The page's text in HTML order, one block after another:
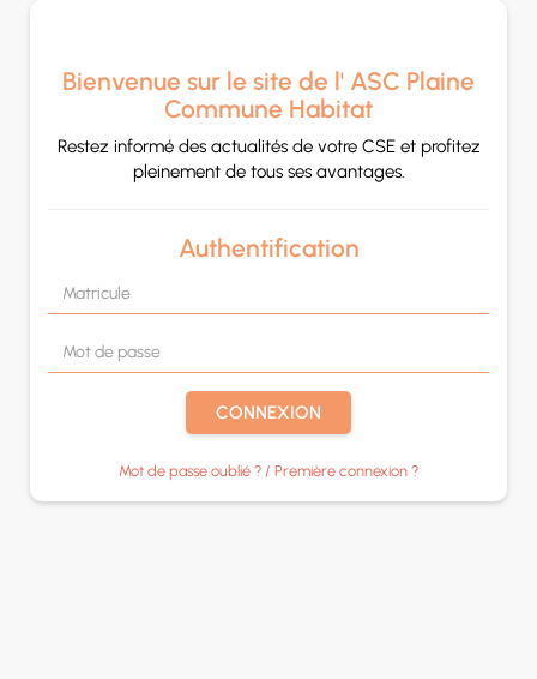
Bienvenue sur le site de l' ASC Plaine
Commune Habitat
Restez informé des actualités de votre CSE et profitez
pleinement de tous ses avantages.
Authentification
CONNEXION
Mot de passe oublié ? / Première connexion ?